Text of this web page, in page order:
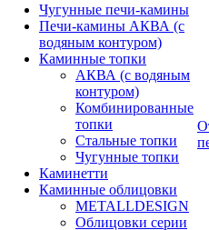
Чугунные печи-камины
Печи-камины АКВА (с
водяным контуром)
Каминные топки
АКВА (с водяным
контуром)
Комбинированные
топки
Стальные топки
Чугунные топки
Каминетти
Каминные облицовки
METALLDESIGN
Облицовки серии